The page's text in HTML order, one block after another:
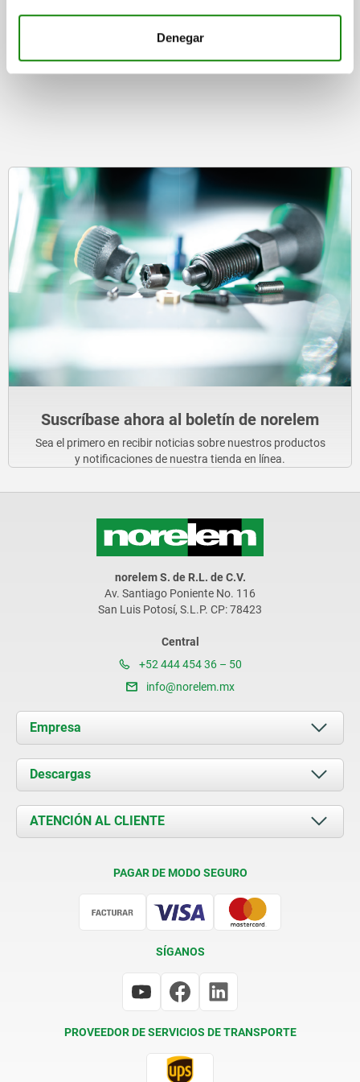
Denegar
Suscríbase ahora al boletín de norelem
Sea el primero en recibir noticias sobre nuestros productos
y notificaciones de nuestra tienda en línea.
norelem S. de R.L. de C.V.
Av. Santiago Poniente No. 116
San Luis Potosí, S.L.P. CP: 78423
Central
+52 444 454 36 – 50
info@norelem.mx
Empresa
Acerca de nosotros
Novedades
Contacto
Descargas
Documents
ATENCIÓN AL CLIENTE
PAGAR DE MODO SEGURO
SÍGANOS
PROVEEDOR DE SERVICIOS DE TRANSPORTE